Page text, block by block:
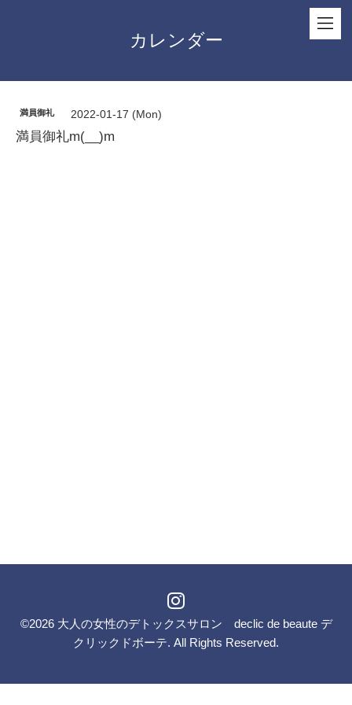
カレンダー
満員御礼 2022-01-17 (Mon)
満員御礼m(__)m
©2026 大人の女性のデトックスサロン declic de beaute デ
クリックドボーテ. All Rights Reserved.